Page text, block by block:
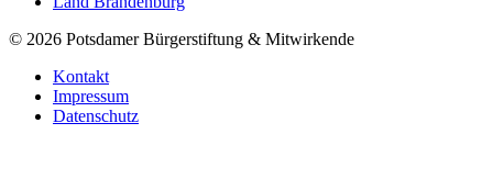
© 2026 Potsdamer Bürgerstiftung & Mitwirkende
Kontakt
Impressum
Datenschutz